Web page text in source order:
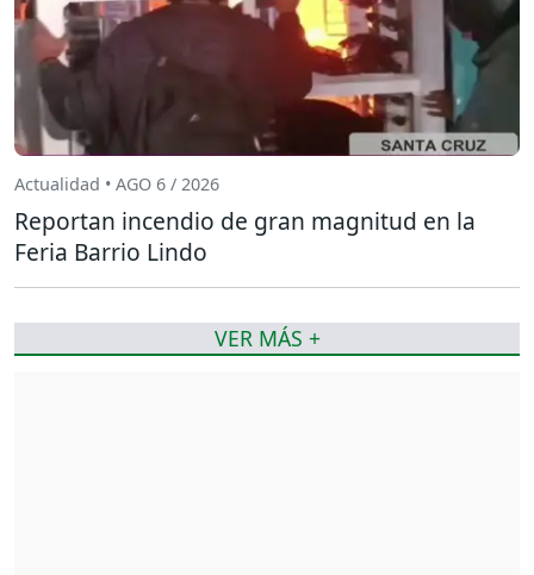
Actualidad • AGO 6 / 2026
Reportan incendio de gran magnitud en la
Feria Barrio Lindo
VER MÁS +